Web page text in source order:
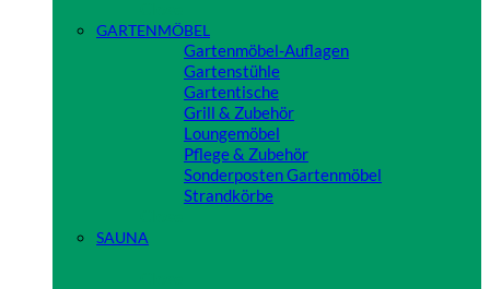
GARTENMÖBEL
Gartenmöbel-Auflagen
Gartenstühle
Gartentische
Grill & Zubehör
Loungemöbel
Pflege & Zubehör
Sonderposten Gartenmöbel
Strandkörbe
SAUNA